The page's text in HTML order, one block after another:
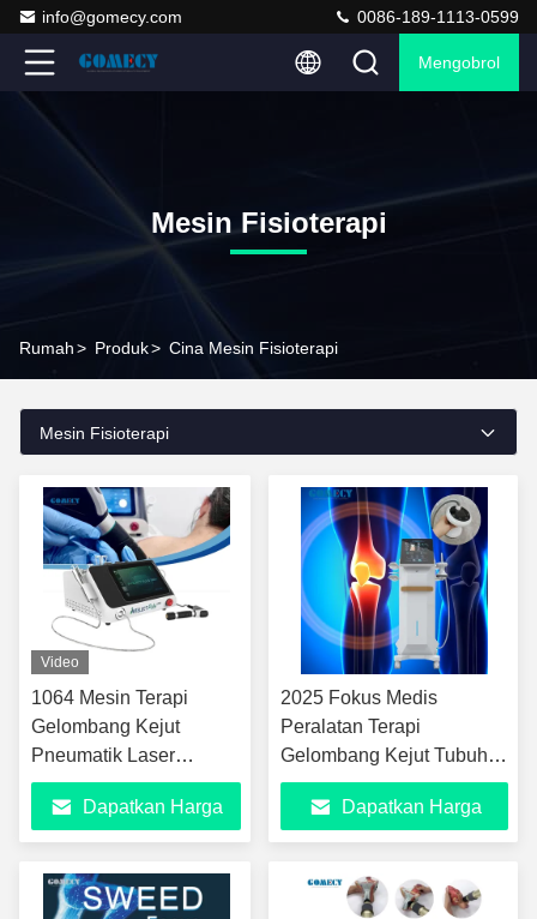
info@gomecy.com 0086-189-1113-0599
Mengobrol
Mesin Fisioterapi
Rumah> Produk> Cina Mesin Fisioterapi
Mesin Fisioterapi
Video
1064 Mesin Terapi
Gelombang Kejut
Pneumatik Laser
Berkualitas Tinggi Mesin
FisioterapiDapatkan Harga
2025 Fokus Medis
Peralatan Terapi
Gelombang Kejut Tubuh
Jaringan Dalam Belakang
Bawah Penyembuhan
Mesin Penghilang Sakit
Dapatkan Harga